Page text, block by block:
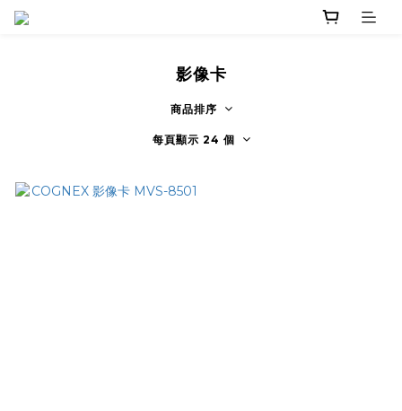
影像卡
商品排序
每頁顯示 24 個